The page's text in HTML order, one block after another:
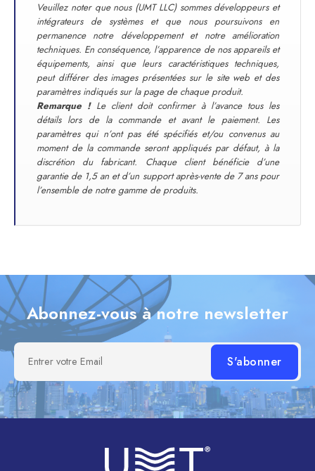
Veuillez noter que nous (UMT LLC) sommes développeurs et
intégrateurs de systèmes et que nous poursuivons en
permanence notre développement et notre amélioration
techniques. En conséquence, l’apparence de nos appareils et
équipements, ainsi que leurs caractéristiques techniques,
peut différer des images présentées sur le site web et des
paramètres indiqués sur la page de chaque produit.
Remarque !Le client doit confirmer à l’avance tous les
détails lors de la commande et avant le paiement. Les
paramètres qui n’ont pas été spécifiés et/ou convenus au
moment de la commande seront appliqués par défaut, à la
discrétion du fabricant. Chaque client bénéficie d’une
garantie de 1,5 an et d’un support après-vente de 7 ans pour
l’ensemble de notre gamme de produits.
Abonnez-vous à notre newsletter
Entrer votre Email